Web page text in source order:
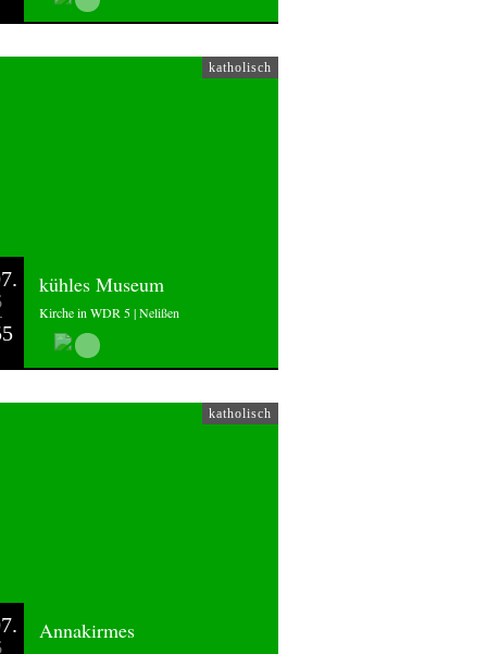
katholisch
kühles Museum
Kirche in WDR 5 | Nelißen
katholisch
Annakirmes